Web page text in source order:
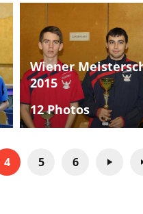
Wiener
2015
12 Photos
4 5 6